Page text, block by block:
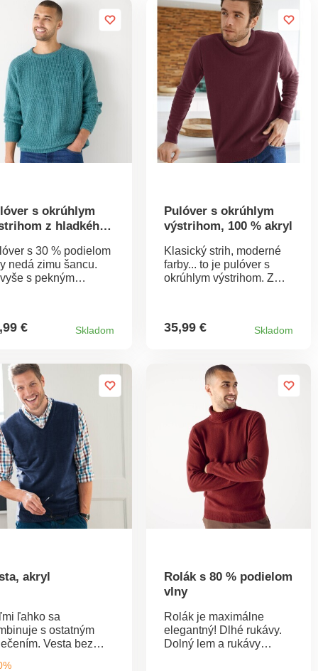
okraji. Perte
s okrúhlym
z hladkého
s 30 % podielom
nedá zimu šancu.
s pekným
Vrúbkované
/ 3 IFTH). Táto
označuje textilné
ktoré boli
laboratórnym
na široké
škodlivých látok
je bezpečný
rámec platných
Možno prať v
€ Skladom
Pulóver s okrúhlym
výstrihom, 100 % akryl
Klasický strih, moderné
farby... to je pulóver s
okrúhlym výstrihom. Z
lemy. Možno prať v
35,99 € Skladom
akryl
ľahko sa
s ostatným
Vesta bez
Rolák s 80 % podielom
vlny
Rolák je maximálne
elegantný! Dlhé rukávy.
Dolný lem a rukávy